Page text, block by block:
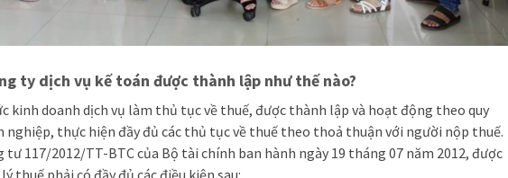
ty dịch vụ kế toán được thành lập như thế nào?
kinh doanh dịch vụ làm thủ tục về thuế, được thành lập và hoạt động theo quy
nghiệp, thực hiện đầy đủ các thủ tục về thuế theo thoả thuận với người nộp thuế.
tư 117/2012/TT-BTC của Bộ tài chính ban hành ngày 19 tháng 07 năm 2012, được
thuế phải có đầy đủ các điều kiện sau: